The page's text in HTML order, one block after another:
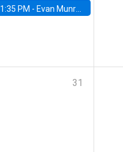
1:35 PM - Evan Munro, Neyman Visiting Assistant Professor in the Department of Statistics at UC Berkeley
31